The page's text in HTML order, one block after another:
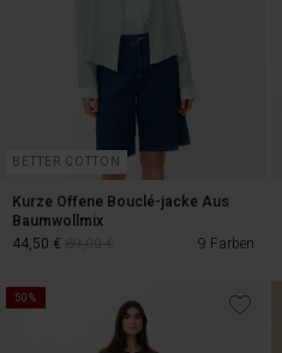
BETTER COTTON
Kurze Offene Bouclé-jacke Aus
Baumwollmix
9 Farben
44,50 €
50%